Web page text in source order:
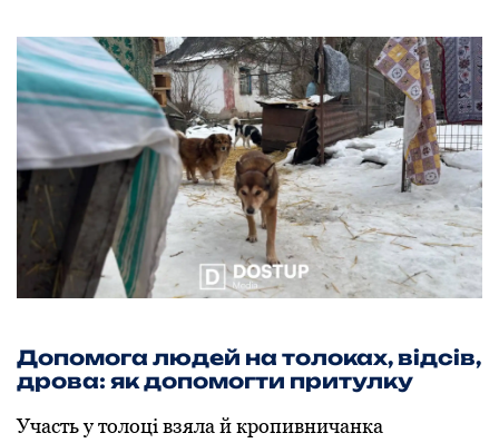
Допомога людей на толоках, відсів,
дрова: як допомогти притулку
Участь у толоці взяла й кропивничанка